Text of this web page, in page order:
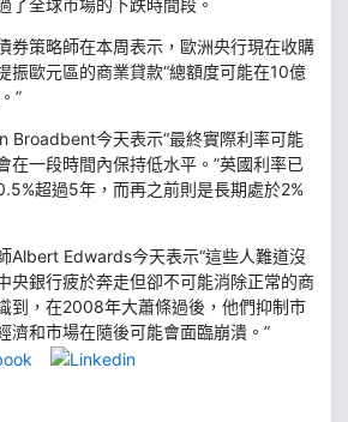
了全球市場的下跌時間段。
券策略師在本周表示，歐洲央行現在收購
振歐元區的商業貸款“總額度可能在10億
”
Broadbent今天表示“最終實際利率可能
在一段時間內保持低水平。”英國利率已
超過5年，而再之前則是長期處於2%
Albert Edwards今天表示“這些人難道沒
央銀行疲於奔走但卻不可能消除正常的商
到，在2008年大蕭條過後，他們抑制市
濟和市場在隨後可能會面臨崩潰。”